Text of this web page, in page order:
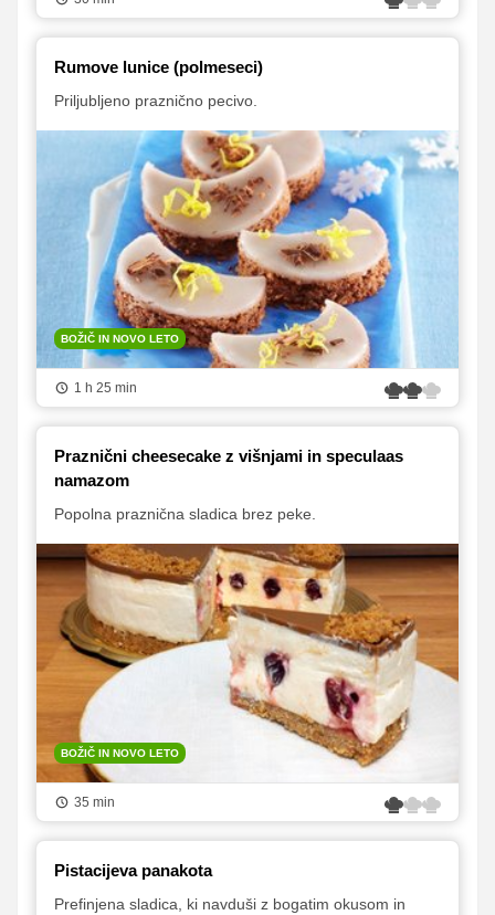
Rumove lunice (polmeseci)
Priljubljeno praznično pecivo.
BOŽIČ IN NOVO LETO
1 h 25 min
Praznični cheesecake z višnjami in speculaas
namazom
Popolna praznična sladica brez peke.
BOŽIČ IN NOVO LETO
35 min
Pistacijeva panakota
Prefinjena sladica, ki navduši z bogatim okusom in